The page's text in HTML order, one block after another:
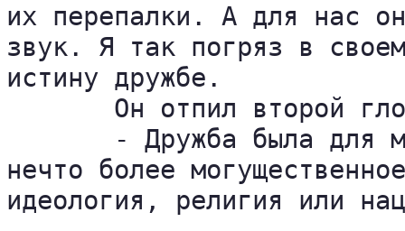
их перепалки. А для нас
звук. Я так погряз в
истину дружбе.
Он отпил второй
- Дружба была для
нечто более
идеология, религия или